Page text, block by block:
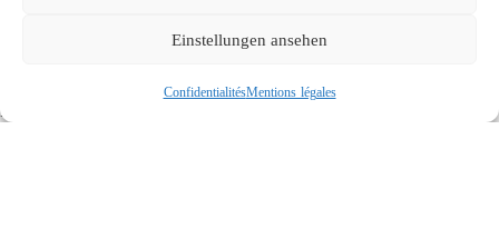
Einstellungen ansehen
ConfidentialitésMentions légales
Recherche